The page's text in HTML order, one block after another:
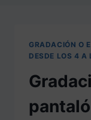
GRADACIÓN O
DESDE LOS 4 A